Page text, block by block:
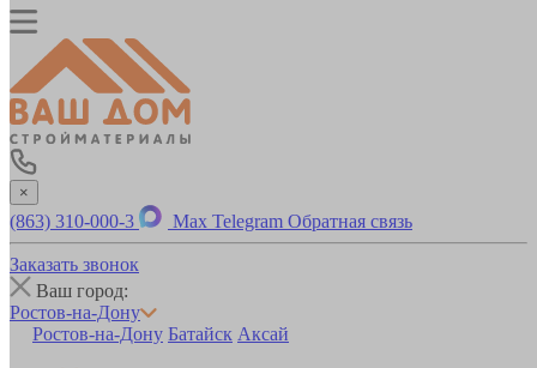
×
(863) 310-000-3 Max Telegram Обратная связь
Заказать звонок
Ваш город:
Ростов-на-Дону
Ростов-на-Дону Батайск Аксай